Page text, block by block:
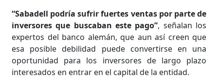
“Sabadell podría sufrir fuertes ventas por parte de
inversores que buscaban este pago”, señalan los
expertos del banco alemán, que aun así creen que
esa posible debilidad puede convertirse en una
oportunidad para los inversores de largo plazo
interesados en entrar en el capital de la entidad.